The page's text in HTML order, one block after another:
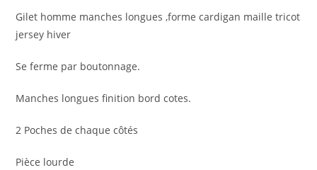
Gilet homme manches longues ,forme cardigan maille tricot
jersey hiver
Se ferme par boutonnage.
Manches longues finition bord cotes.
2 Poches de chaque côtés
Pièce lourde